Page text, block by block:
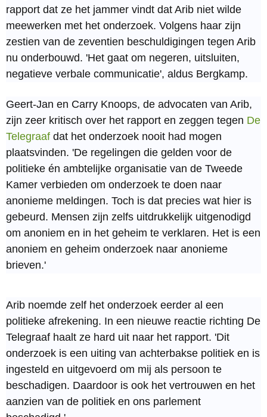
rapport dat ze het jammer vindt dat Arib niet wilde
meewerken met het onderzoek. Volgens haar zijn
zestien van de zeventien beschuldigingen tegen Arib
nu onderbouwd. 'Het gaat om negeren, uitsluiten,
negatieve verbale communicatie', aldus Bergkamp.
Geert-Jan en Carry Knoops, de advocaten van Arib,
zijn zeer kritisch over het rapport en zeggen tegen De
Telegraaf dat het onderzoek nooit had mogen
plaatsvinden. 'De regelingen die gelden voor de
politieke én ambtelijke organisatie van de Tweede
Kamer verbieden om onderzoek te doen naar
anonieme meldingen. Toch is dat precies wat hier is
gebeurd. Mensen zijn zelfs uitdrukkelijk uitgenodigd
om anoniem en in het geheim te verklaren. Het is een
anoniem en geheim onderzoek naar anonieme
brieven.'
Arib noemde zelf het onderzoek eerder al een
politieke afrekening. In een nieuwe reactie richting De
Telegraaf haalt ze hard uit naar het rapport. 'Dit
onderzoek is een uiting van achterbakse politiek en is
ingesteld en uitgevoerd om mij als persoon te
beschadigen. Daardoor is ook het vertrouwen en het
aanzien van de politiek en ons parlement